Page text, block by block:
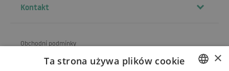
Kontakt
Obchodní podmínky
O obchodu ×
Ta strona używa plików cookie